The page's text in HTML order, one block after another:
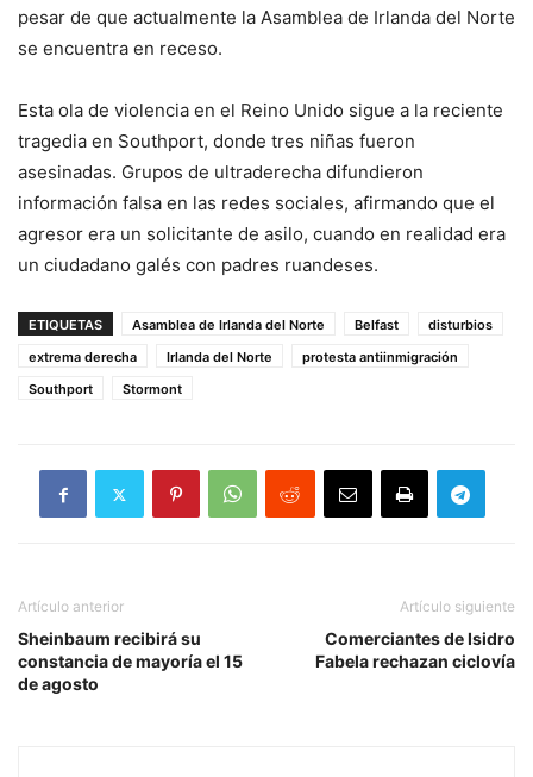
pesar de que actualmente la Asamblea de Irlanda del Norte
se encuentra en receso.
Esta ola de violencia en el Reino Unido sigue a la reciente
tragedia en Southport, donde tres niñas fueron
asesinadas. Grupos de ultraderecha difundieron
información falsa en las redes sociales, afirmando que el
agresor era un solicitante de asilo, cuando en realidad era
un ciudadano galés con padres ruandeses.
ETIQUETAS Asamblea de Irlanda del Norte Belfast
disturbios
extrema derecha
Irlanda del Norte
protesta antiinmigración
Southport
Stormont
Artículo anterior
Sheinbaum recibirá su
constancia de mayoría el 15
de agosto
Artículo siguiente
Comerciantes de Isidro
Fabela rechazan ciclovía